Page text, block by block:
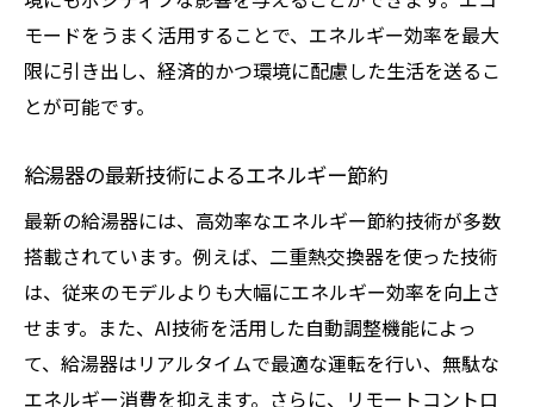
モードをうまく活用することで、エネルギー効率を最大
限に引き出し、経済的かつ環境に配慮した生活を送るこ
とが可能です。
給湯器の最新技術によるエネルギー節約
最新の給湯器には、高効率なエネルギー節約技術が多数
搭載されています。例えば、二重熱交換器を使った技術
は、従来のモデルよりも大幅にエネルギー効率を向上さ
せます。また、AI技術を活用した自動調整機能によっ
て、給湯器はリアルタイムで最適な運転を行い、無駄な
エネルギー消費を抑えます。さらに、リモートコントロ